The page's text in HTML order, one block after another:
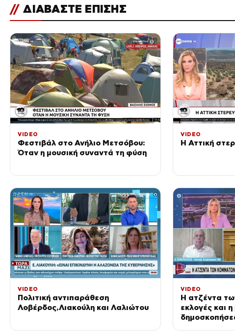
// ΔΙΑΒΑΣΤΕ ΕΠΙΣΗΣ
VIDEO
Φεστιβάλ στο Ανήλιο Μετσόβου:
Όταν η μουσική συναντά τη φύση
VIDEO
Η Αττική
VIDEO
Πολιτική αντιπαράθεση
Λοβέρδος,Λιακούλη και Λαλιώτου
VIDEO
Η ατζέντα
εκλογές και